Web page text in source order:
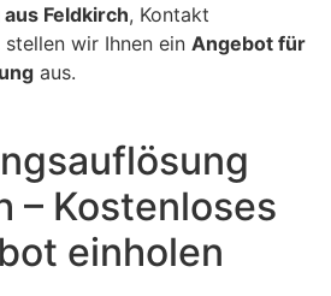
Feldkirch, Kontakt
wir Ihnen ein Angebot für
aus.
– Kostenloses
einholen